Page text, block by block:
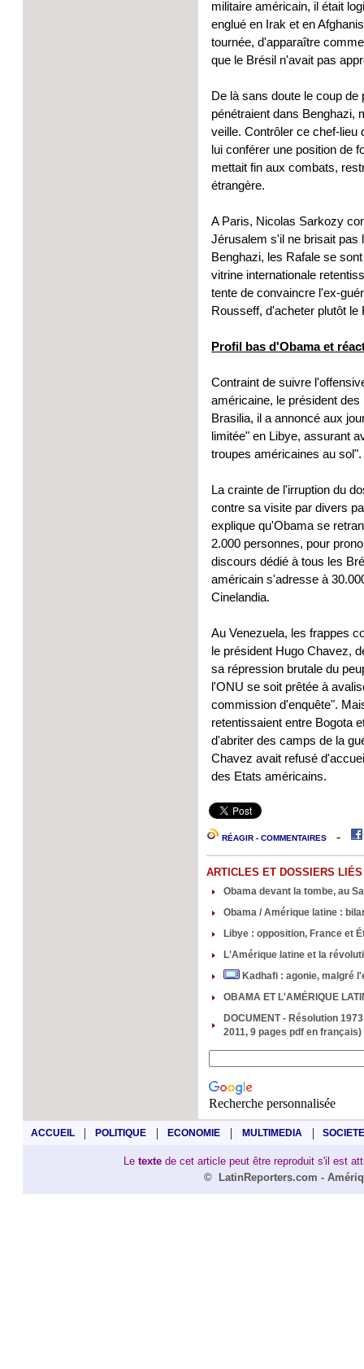
militaire américain, il était
englué en Irak et en
tournée, d'apparaître
que le Brésil n'avait pas
De là sans doute le coup
pénétraient dans Benghazi,
veille. Contrôler ce chef-lieu
lui conférer une position de
mettait fin aux combats,
étrangère.
A Paris, Nicolas Sarkozy
Jérusalem s'il ne brisait pas
Benghazi, les Rafale se
vitrine internationale
tente de convaincre l'ex-
Rousseff, d'acheter plutôt le
Profil bas d'Obama et
Contraint de suivre
américaine, le président
Brasilia, il a annoncé aux
limitée" en Libye, assurant
troupes américaines au sol".
La crainte de l'irruption du
contre sa visite par divers
explique qu'Obama se
2.000 personnes, pour
discours dédié à tous les
américain s'adresse à
Cinelandia.
Au Venezuela, les frappes
le président Hugo Chavez,
sa répression brutale du
l'ONU se soit prêtée à
commission d'enquête".
retentissaient entre Bogota
d'abriter des camps de la
Chavez avait refusé
des Etats américains.
RÉAGIR - COMMENTAIRES-
ARTICLES ET DOSSIERS LIÉS
Obama devant la tombe, au
Obama / Amérique latine :
Libye : opposition, France et
L'Amérique latine et la
Kadhafi : agonie, malgré
OBAMA ET L'AMÉRIQUE
DOCUMENT - Résolution
2011, 9 pages pdf en français)
Recherche personnalisée
ACCUEIL | POLITIQUE | ECONOMIE | MULTIMEDIA | SOCIETE
Le textede cet article peut être reproduit s'il est
©
LatinReporters.com -